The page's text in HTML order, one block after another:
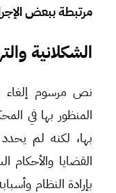
مرتبطة ببعض
الشكلانية
نص مرسوم إلغاء
المنظور بها في
بها، لكنه لم
القضايا والأحكام
بإرادة النظام